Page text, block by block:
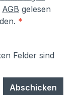
AGB gelesen
*
Felder sind
Abschicken